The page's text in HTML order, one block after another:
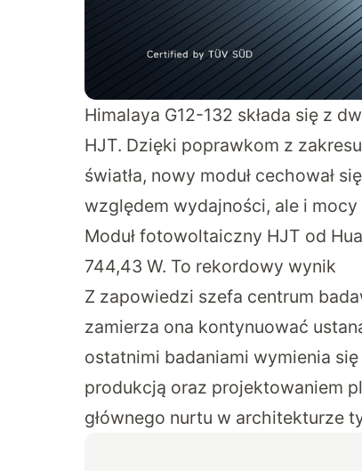
Himalaya G12-132 składa się z
HJT. Dzięki poprawkom z
światła, nowy moduł cechował
względem wydajności, ale i
Moduł fotowoltaiczny HJT od
744,43 W. To rekordowy wynik
Z zapowiedzi szefa centrum
zamierza ona kontynuować
ostatnimi badaniami wymienia
produkcją oraz projektowaniem
głównego nurtu w architekturze